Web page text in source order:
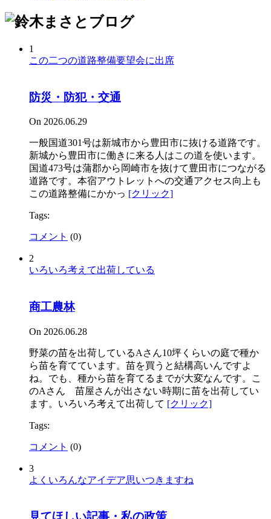
1
この二つの道路整備要望会に出席
防災・防犯・交通
On 2026.06.29
一般国道301号は新城市から豊田市に抜ける道路です。
新城から豊田市に働きに来る人はこの道を使います。
国道473号は蒲郡から岡崎市を抜けて豊田市につながる
道路です。本宿アウトレットへの交通アクセス向上も
この道路整備にかかっ [クリック]
Tags:
コメント (0)
2
いろいろ考えて出荷している
商工農林
On 2026.06.28
野菜の苗を出荷しているAさん10坪くらいの庭で種か
ら苗を育てています。苗を買うと結構高いんですよ
ね。でも、種から苗を育てるまでが大変なんです。こ
のAさん 苗屋さんが出さない時期に苗を出荷してい
ます。いろいろ考えて出荷して [クリック]
Tags:
コメント (0)
3
よくいろんなアイデア思いつきますね